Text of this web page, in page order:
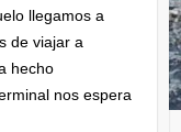
llegamos a
de viajar a
hecho
nos espera